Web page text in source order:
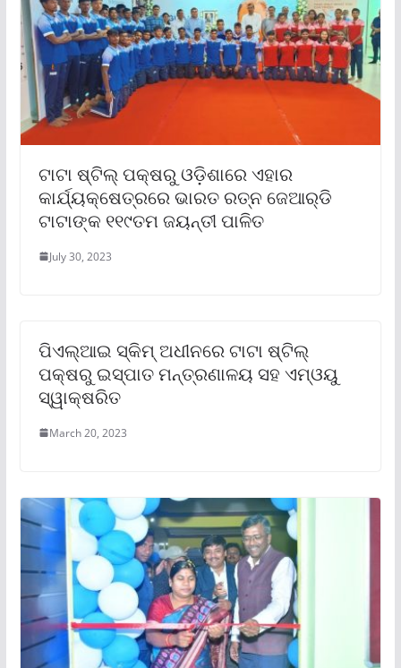
ଟାଟା ଷ୍ଟିଲ୍ ପକ୍ଷରୁ ଓଡ଼ିଶାରେ ଏହାର
କାର୍ଯ୍ୟକ୍ଷେତ୍ରରେ ଭାରତ ରତ୍ନ ଜେଆର୍‌ଡି
ଟାଟାଙ୍କ ୧୧୯ତମ ଜୟନ୍ତୀ ପାଳିତ
July 30, 2023
ପିଏଲ୍‌ଆଇ ସ୍କିମ୍ ଅଧୀନରେ ଟାଟା ଷ୍ଟିଲ୍
ପକ୍ଷରୁ ଇସ୍ପାତ ମନ୍ତ୍ରଣାଳୟ ସହ ଏମ୍‌ଓୟୁ
ସ୍ୱାକ୍ଷରିତ
March 20, 2023